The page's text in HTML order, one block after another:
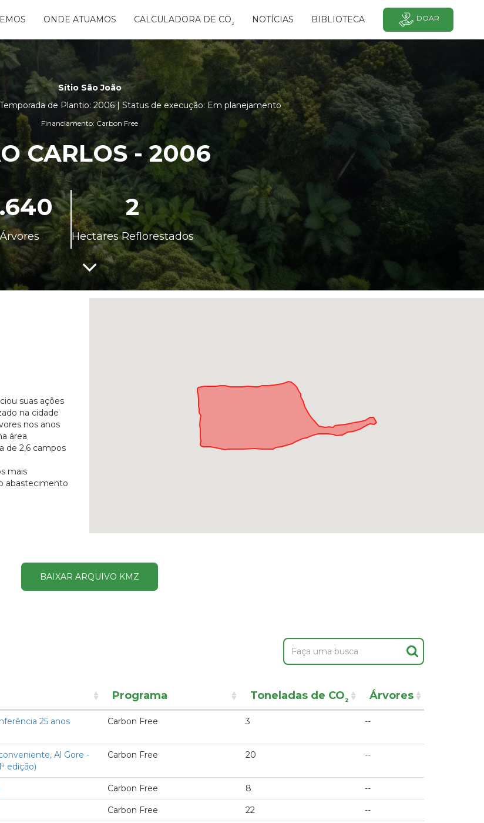
-
ONDE ATUAMOS CALCULADORA DE CO² NOTÍCIAS BIBLIOTECA DOAR
Sítio São João
de Plantio: 2006 | Status de execução: Em planejamento
Financiamento: Carbon Free
CARLOS - 2006
2
Hectares Reflorestados
suas ações
na cidade
nos anos
área
de 2,6 campos
mais
abastecimento
BAIXAR ARQUIVO KMZ
Programa Toneladas de CO² Árvores
25 anos Carbon Free 3 --
Al Gore -
edição)
Carbon Free 20 --
Carbon Free 8 --
Carbon Free 22 --